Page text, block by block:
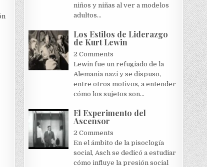
niños y niñas al ver a modelos
adultos...
Los Estilos de Liderazgo
de Kurt Lewin
2 Comments
Lewin fue un refugiado de la
Alemania nazi y se dispuso,
entre otros motivos, a entender
cómo los sujetos son...
El Experimento del
Ascensor
2 Comments
En el ámbito de la pisoclogía
social, Asch se dedicó a estudiar
cómo influye la presión social